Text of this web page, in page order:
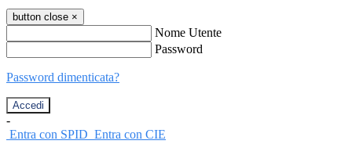
button close ×
Nome Utente
Password
Password dimenticata?
-
Entra con SPID Entra con CIE